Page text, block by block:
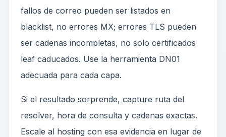
fallos de correo pueden ser listados en
blacklist, no errores MX; errores TLS pueden
ser cadenas incompletas, no solo certificados
leaf caducados. Use la herramienta DN01
adecuada para cada capa.
Si el resultado sorprende, capture ruta del
resolver, hora de consulta y cadenas exactas.
Escale al hosting con esa evidencia en lugar de